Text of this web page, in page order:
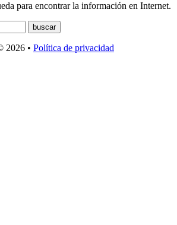
para encontrar la información en Internet.
2026 • Política de privacidad